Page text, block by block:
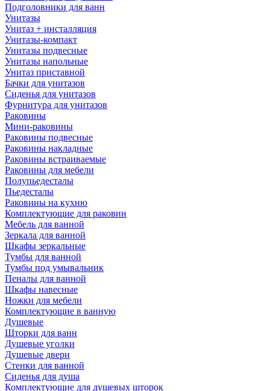
Подголовники для ванн
Унитазы
Унитаз + инсталляция
Унитазы-компакт
Унитазы подвесные
Унитазы напольные
Унитаз приставной
Бачки для унитазов
Сиденья для унитазов
Фурнитура для унитазов
Раковины
Мини-раковины
Раковины подвесные
Раковины накладные
Раковины встраиваемые
Раковины для мебели
Полупьедесталы
Пьедесталы
Раковины на кухню
Комплектующие для раковин
Мебель для ванной
Зеркала для ванной
Шкафы зеркальные
Тумбы для ванной
Тумбы под умывальник
Пеналы для ванной
Шкафы навесные
Ножки для мебели
Комплектующие в ванную
Душевые
Шторки для ванн
Душевые уголки
Душевые двери
Стенки для ванной
Сиденья для душа
Комплектующие для душевых шторок